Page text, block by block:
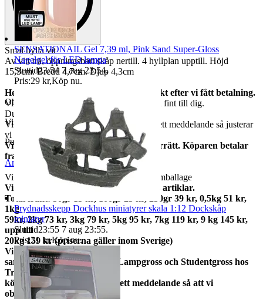
Smal hylla vit
Av vitt trä, öppningsbart skåp nertill. 4 hyllplan upptill. Höjd
15,3cm. Bredd 4,7cm. Djup 4,3cm
Helt nya och oanvända. Vi skickar direkt efter vi fått betalning.
Vi garanterar att allt kommer fram helt och fint till dig.
Du får varan som finns på första bilden.
Vi har många, behöver du flera så skicka ett meddelande så justerar
vi annonsen.
Vi har alltid 14 dagars öppet köp / returrätt. Köparen betalar
frakter.
Vikt ca 74 gram med förpackning + postemballage
Vi samfraktar gärna om du köper flera artiklar.
Total frakt: 50gr 15 kr, 100gr 25 kr, 250gr 39 kr, 0,5kg 51 kr,
1kg
59kr, 2kg 73 kr, 3kg 79 kr, 5kg 95 kr, 7kg 119 kr, 9 kg 145 kr,
upp till
20kg 159 kr (priserna gäller inom Sverige)
Vi
samfraktar med Fyndgross, Lampgross och Studentgross hos
Tradera. Om du
köper från mer än en skicka ett meddelande så att vi
observerar det.
Objektnr
739 746 078
Visningar
Publicerad 8 jul 23:54
Anmäl Sälj liknande
SENSATIONAIL Gel 7,39 ml, Pink Sand Super-Gloss
Nagelgel för LED lampa
Sluttid23:54 7 aug 23:54.
Pris:29 kr,Köp nu.
Prydnadsskepp Dockhus miniatyrer skala 1:12 Dockskåp
miniatyr
Sluttid23:55 7 aug 23:55.
Pris:21 kr,Köp nu.